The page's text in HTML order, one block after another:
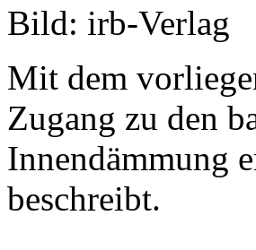
Bild: irb-Verlag
Mit dem
Zugang zu den
Innendämmung
beschreibt.